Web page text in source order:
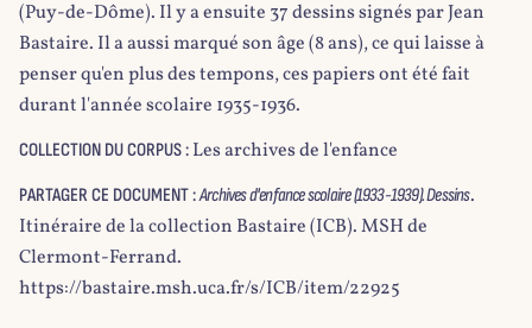
(Puy-de-Dôme). Il y a ensuite 37 dessins signés par Jean
Bastaire. Il a aussi marqué son âge (8 ans), ce qui laisse à
penser qu'en plus des tempons, ces papiers ont été fait
durant l'année scolaire 1935-1936.
COLLECTION DU CORPUS : Les archives de l'enfance
PARTAGER CE DOCUMENT :Archives d'enfance scolaire (1933-1939). Dessins.
Itinéraire de la collection Bastaire (ICB). MSH de
Clermont-Ferrand.
https://bastaire.msh.uca.fr/s/ICB/item/22925